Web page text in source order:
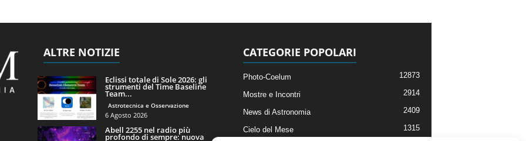
ALTRE NOTIZIE
Eclissi totale di Sole 2026: gli
strumenti del Time Baseline
Team...
Astrotecnica e Osservazione
6 Agosto 2026
Abell 2255 nel radio più
profondo di sempre: nuova
CATEGORIE POPOLARI
Photo-Coelum 12873
Mostre e Incontri 2914
News di Astronomia 2409
Cielo del Mese
1315